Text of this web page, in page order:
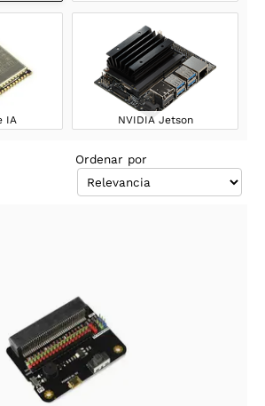
IA NVIDIA Jetson
Ordenar por